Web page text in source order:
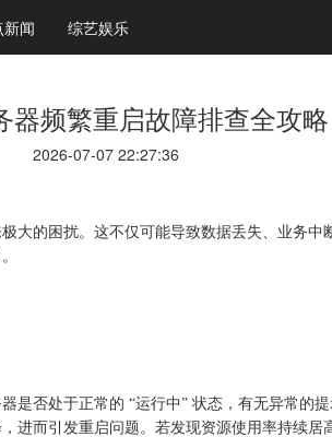
闻 综艺娱乐
器频繁重启故障排查全攻略
2026-07-07 22:27:36
大的困扰。这不仅可能导致数据丢失、业务
是否处于正常的 “运行中” 状态，有无异常的
进而引发重启问题。若发现资源使用率持续